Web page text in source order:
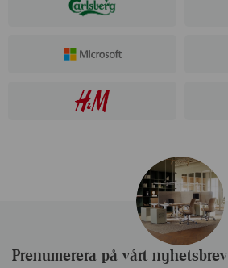
Prenumerera på vårt nyhetsbrev